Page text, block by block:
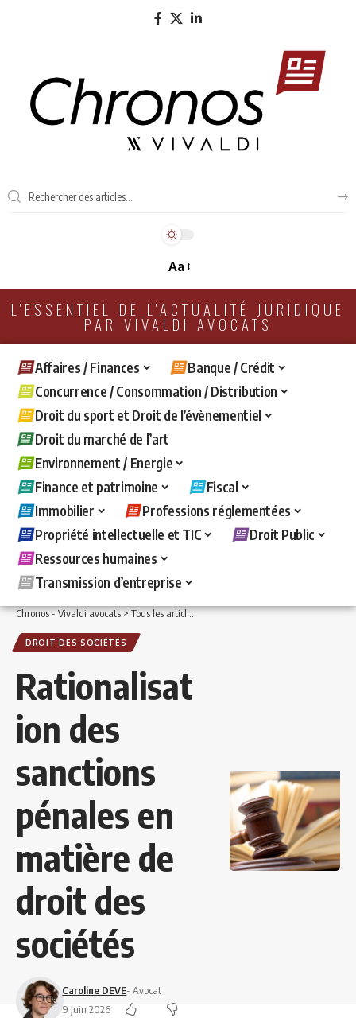
Aa
L'ESSENTIEL DE L'ACTUALITÉ JURIDIQUE
PAR VIVALDI AVOCATS
Affaires / Finances
Banque / Crédit
Concurrence / Consommation / Distribution
Droit du sport et Droit de l’évènementiel
Droit du marché de l’art
Environnement / Energie
Finance et patrimoine
Fiscal
Immobilier
Professions réglementées
Propriété intellectuelle et TIC
Droit Public
Ressources humaines
Transmission d’entreprise
Chronos - Vivaldi avocats>Tous les articles >Affaires / Finances>Droit des
DROIT DES SOCIÉTÉS
Rationalisat
ion des
sanctions
pénales en
matière de
droit des
sociétés
Caroline DEVE- Avocat
9 juin 2026